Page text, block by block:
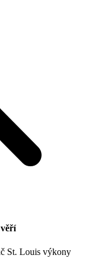
St. Louis výkony